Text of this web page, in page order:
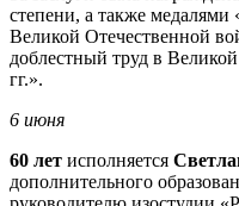
степени, а также медалями
Великой Отечественной
доблестный труд в
гг.».
6 июня
60 лет исполняется
дополнительного